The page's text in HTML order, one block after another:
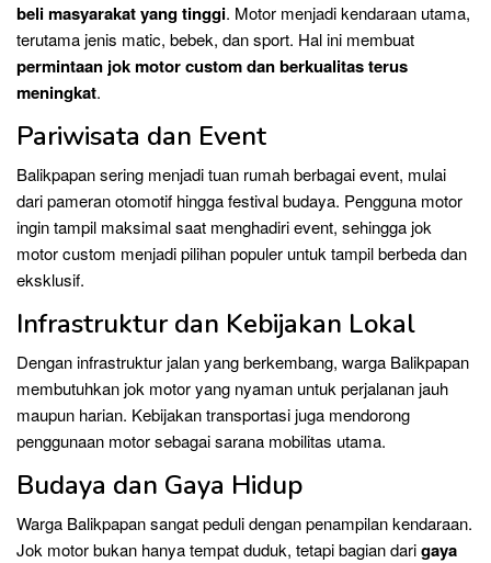
beli masyarakat yang tinggi. Motor menjadi kendaraan utama,
terutama jenis matic, bebek, dan sport. Hal ini membuat
permintaan jok motor custom dan berkualitas terus
meningkat.
Pariwisata dan Event
Balikpapan sering menjadi tuan rumah berbagai event, mulai
dari pameran otomotif hingga festival budaya. Pengguna motor
ingin tampil maksimal saat menghadiri event, sehingga jok
motor custom menjadi pilihan populer untuk tampil berbeda dan
eksklusif.
Infrastruktur dan Kebijakan Lokal
Dengan infrastruktur jalan yang berkembang, warga Balikpapan
membutuhkan jok motor yang nyaman untuk perjalanan jauh
maupun harian. Kebijakan transportasi juga mendorong
penggunaan motor sebagai sarana mobilitas utama.
Budaya dan Gaya Hidup
Warga Balikpapan sangat peduli dengan penampilan kendaraan.
Jok motor bukan hanya tempat duduk, tetapi bagian darigaya